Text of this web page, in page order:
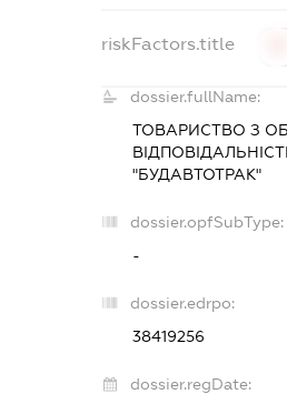
riskFactors.title
dossier.fullName:
ТОВАРИСТВО З
"БУДАВТОТРАК"
dossier.opfSubType:
-
dossier.edrpo:
38419256
dossier.regDate: